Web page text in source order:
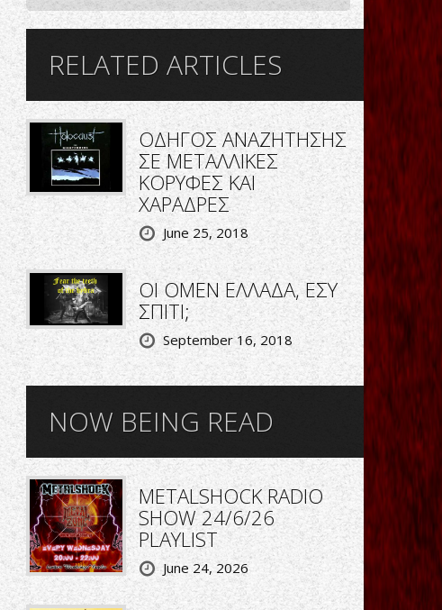
RELATED ARTICLES
ΟΔΗΓΟΣ ΑΝΑΖΗΤΗΣΗΣ
ΣΕ ΜΕΤΑΛΛΙΚΕΣ
ΚΟΡΥΦΕΣ ΚΑΙ
ΧΑΡΑΔΡΕΣ
June 25, 2018
ΟΙ OMEN ΕΛΛΑΔΑ, ΕΣΥ
ΣΠΙΤΙ;
September 16, 2018
NOW BEING READ
METALSHOCK RADIO
SHOW 24/6/26
PLAYLIST
June 24, 2026